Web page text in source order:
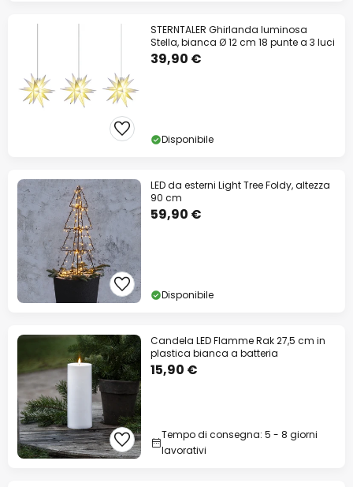
STERNTALER Ghirlanda luminosa
Stella, bianca Ø 12 cm 18 punte a 3 luci
39,90 €
Disponibile
LED da esterni Light Tree Foldy, altezza
90 cm
59,90 €
Disponibile
Candela LED Flamme Rak 27,5 cm in
plastica bianca a batteria
15,90 €
Tempo di consegna: 5 - 8 giorni
lavorativi